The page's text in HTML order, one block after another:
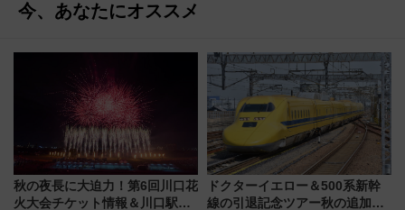
今、あなたにオススメ
秋の夜長に大迫力！第6回川口花
火大会チケット情報＆川口駅か
ドクターイエロー＆500系新幹
線の引退記念ツアー秋の追加企